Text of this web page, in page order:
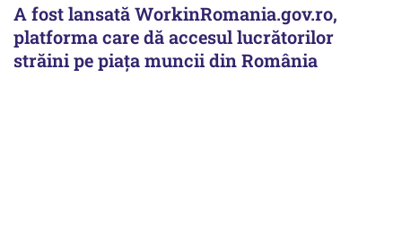
A fost lansată WorkinRomania.gov.ro,
platforma care dă accesul lucrătorilor
străini pe piața muncii din România